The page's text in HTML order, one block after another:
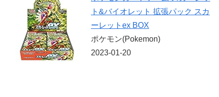
ト&バイオレット 拡張パック スカ
ーレットex BOX
ポケモン(Pokemon)
2023-01-20